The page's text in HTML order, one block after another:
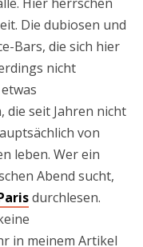
Die dubiosen und
Bars, die sich hier
nicht
die seit Jahren nicht
von
leben. Wer ein
Abend sucht,
durchlesen.
in meinem Artikel